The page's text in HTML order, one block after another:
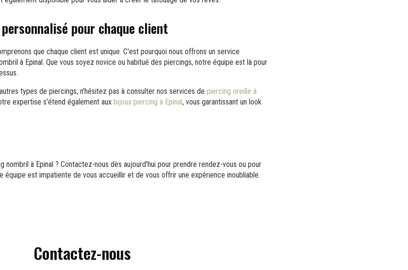
pour chaque client
que chaque client est unique. C'est pourquoi nous offrons un service
à Epinal. Que vous soyez novice ou habitué des piercings, notre équipe est là pour
types de piercings, n'hésitez pas à consulter nos services de piercing oreille à
expertise s'étend également aux bijoux piercing à Epinal, vous garantissant un look
nombril à Epinal ? Contactez-nous dès aujourd'hui pour prendre rendez-vous ou pour
équipe est impatiente de vous accueillir et de vous offrir une expérience inoubliable.
Contactez-nous